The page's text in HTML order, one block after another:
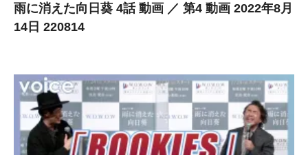
雨に消えた向日葵 4話 動画 ／ 第4 動画 2022年8月
14日 220814